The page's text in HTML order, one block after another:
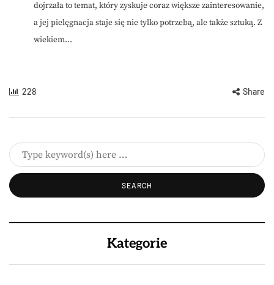
dojrzała to temat, który zyskuje coraz większe zainteresowanie,
a jej pielęgnacja staje się nie tylko potrzebą, ale także sztuką. Z
wiekiem...
228 Share
Kategorie